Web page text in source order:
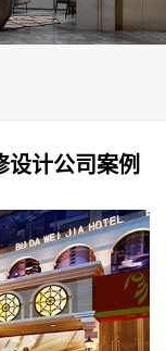
设计公司案例